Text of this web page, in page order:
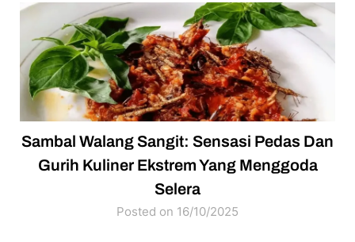
Sambal Walang Sangit: Sensasi Pedas Dan
Gurih Kuliner Ekstrem Yang Menggoda
Selera
Posted on 16/10/2025